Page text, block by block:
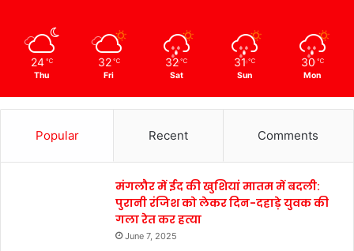
24 ℃
Thu
32 ℃
Fri
32 ℃
Sat
31 ℃
Sun
30 ℃
Mon
Popular Recent Comments
मंगलौर में ईद की खुशियां मातम में बदली:
पुरानी रंजिश को लेकर दिन-दहाड़े युवक की
गला रेत कर हत्या
June 7, 2025